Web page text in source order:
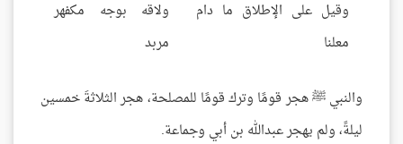
وقيل على الإطلاق ما دام
معلنا
ولاقه بوجه مكفهر
مربد
والنبي ﷺ هجر قومًا وترك قومًا للمصلحة، هجر الثلاثةَ خمسين
ليلةً، ولم يهجر عبدالله بن أبي وجماعة.